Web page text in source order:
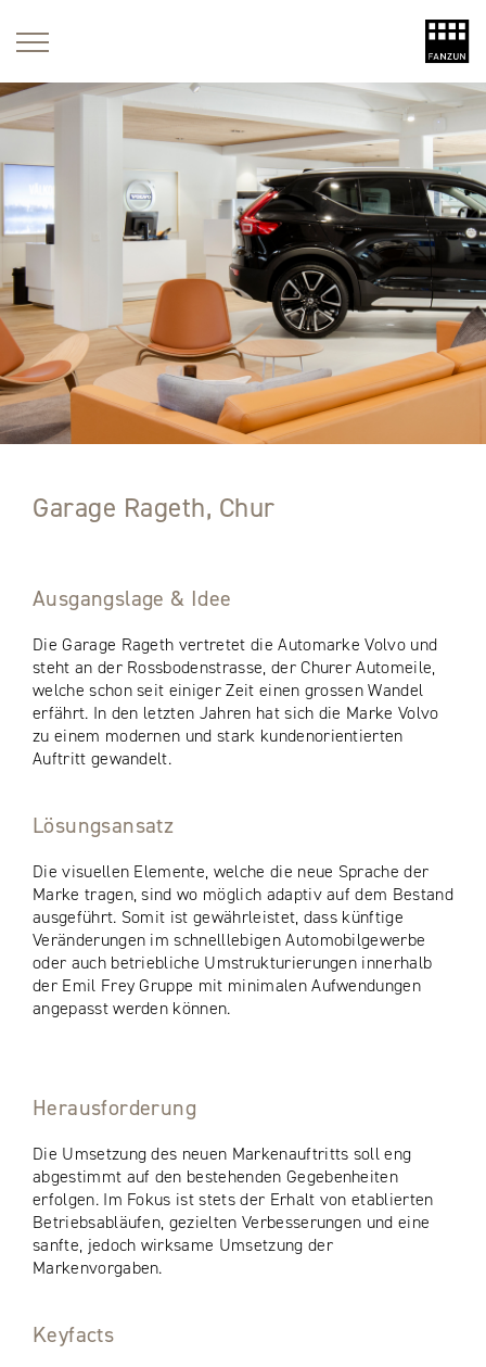
Garage Rageth, Chur
Ausgangslage & Idee
Die Garage Rageth vertretet die Automarke Volvo und
steht an der Rossbodenstrasse, der Churer Automeile,
welche schon seit einiger Zeit einen grossen Wandel
erfährt. In den letzten Jahren hat sich die Marke Volvo
zu einem modernen und stark kundenorientierten
Auftritt gewandelt.
Lösungsansatz
Die visuellen Elemente, welche die neue Sprache der
Marke tragen, sind wo möglich adaptiv auf dem Bestand
ausgeführt. Somit ist gewährleistet, dass künftige
Veränderungen im schnelllebigen Automobilgewerbe
oder auch betriebliche Umstrukturierungen innerhalb
der Emil Frey Gruppe mit minimalen Aufwendungen
angepasst werden können.
Herausforderung
Die Umsetzung des neuen Markenauftritts soll eng
abgestimmt auf den bestehenden Gegebenheiten
erfolgen. Im Fokus ist stets der Erhalt von etablierten
Betriebsabläufen, gezielten Verbesserungen und eine
sanfte, jedoch wirksame Umsetzung der
Markenvorgaben.
Keyfacts